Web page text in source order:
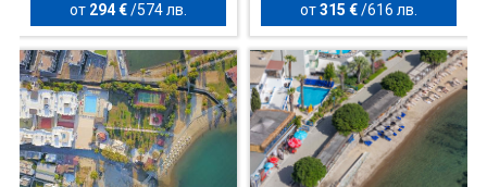
от 294 € / 574 лв. от315 €/616 лв.